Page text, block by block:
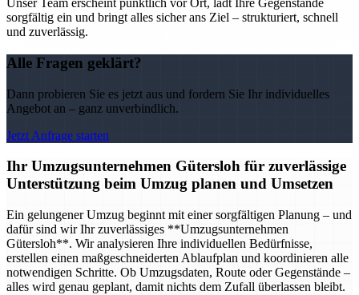
Unser Team erscheint pünktlich vor Ort, lädt Ihre Gegenstände
sorgfältig ein und bringt alles sicher ans Ziel – strukturiert, schnell
und zuverlässig.
Alle Fragen geklärt?
Dann probieren Sie es jetzt aus und fordern Sie Ihr individuelles
Angebot an – ganz unverbindlich.
Jetzt Anfrage starten
Ihr Umzugsunternehmen Gütersloh für zuverlässige
Unterstützung beim Umzug planen und Umsetzen
Ein gelungener Umzug beginnt mit einer sorgfältigen Planung – und
dafür sind wir Ihr zuverlässiges **Umzugsunternehmen
Gütersloh**. Wir analysieren Ihre individuellen Bedürfnisse,
erstellen einen maßgeschneiderten Ablaufplan und koordinieren alle
notwendigen Schritte. Ob Umzugsdaten, Route oder Gegenstände –
alles wird genau geplant, damit nichts dem Zufall überlassen bleibt.